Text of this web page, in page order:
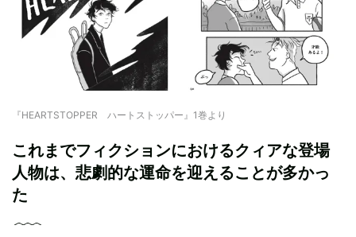
『HEARTSTOPPER ハートストッパー』1巻より
これまでフィクションにおけるクィアな登場
人物は、悲劇的な運命を迎えることが多かっ
た